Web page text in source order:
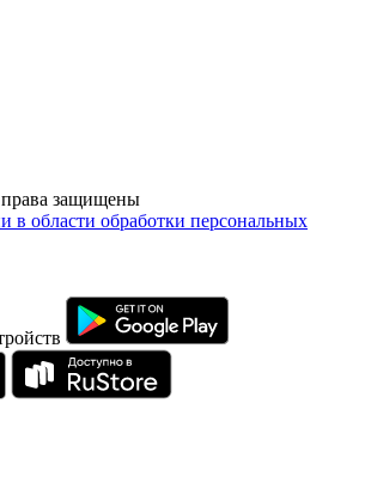
защищены
в области обработки персональных